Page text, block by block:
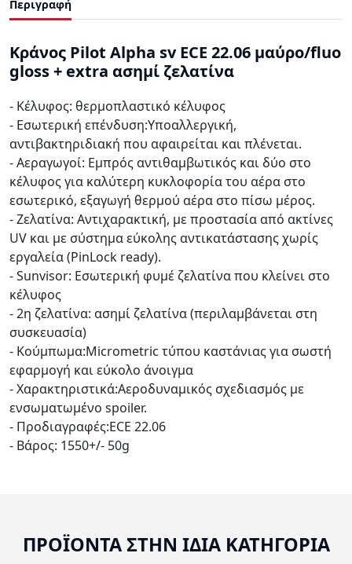
Περιγραφή
Κράνος Pilot Alpha sv ECE 22.06 μαύρο/fluo
gloss + extra ασημί ζελατίνα
- Κέλυφος: θερμοπλαστικό κέλυφος
- Εσωτερική επένδυση:Υποαλλεργική,
αντιβακτηριδιακή που αφαιρείται και πλένεται.
- Αεραγωγοί: Εμπρός αντιθαμβωτικός και δύο στο
κέλυφος για καλύτερη κυκλοφορία του αέρα στο
εσωτερικό, εξαγωγή θερμού αέρα στο πίσω μέρος.
- Ζελατίνα: Αντιχαρακτική, με προστασία από ακτίνες
UV και με σύστημα εύκολης αντικατάστασης χωρίς
εργαλεία (PinLock ready).
- Sunvisor: Εσωτερική φυμέ ζελατίνα που κλείνει στο
κέλυφος
- 2η ζελατίνα: ασημί ζελατίνα (περιλαμβάνεται στη
συσκευασία)
- Κούμπωμα:Micrometric τύπου καστάνιας για σωστή
εφαρμογή και εύκολο άνοιγμα
- Χαρακτηριστικά:Αεροδυναμικός σχεδιασμός με
ενσωματωμένο spoiler.
- Προδιαγραφές:ECE 22.06
- Βάρος: 1550+/- 50g
ΠΡΟΪΟΝΤΑ ΣΤΗΝ ΙΔΙΑ ΚΑΤΗΓΟΡΙΑ